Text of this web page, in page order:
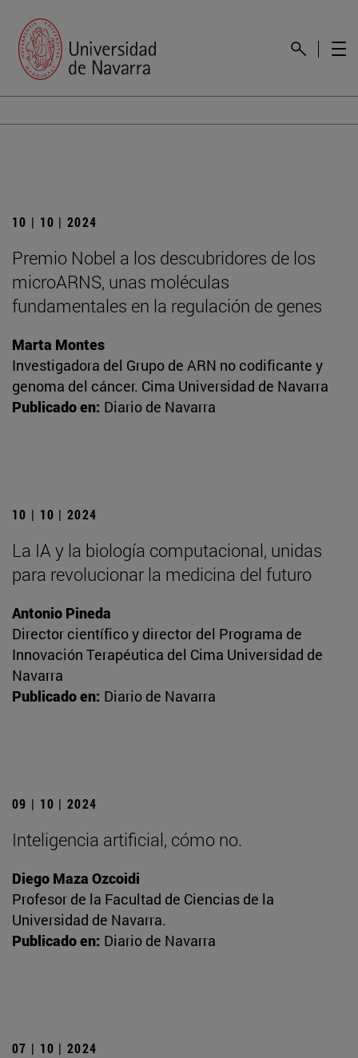
10 | 10 | 2024
Premio Nobel a los descubridores de los
microARNS, unas moléculas
fundamentales en la regulación de genes
Marta Montes
Investigadora del Grupo de ARN no codificante y
genoma del cáncer. Cima Universidad de Navarra
Publicado en: Diario de Navarra
10 | 10 | 2024
La IA y la biología computacional, unidas
para revolucionar la medicina del futuro
Antonio Pineda
Director científico y director del Programa de
Innovación Terapéutica del Cima Universidad de
Navarra
Publicado en: Diario de Navarra
09 | 10 | 2024
Inteligencia artificial, cómo no.
Diego Maza Ozcoidi
Profesor de la Facultad de Ciencias de la
Universidad de Navarra.
Publicado en: Diario de Navarra
07 | 10 | 2024